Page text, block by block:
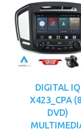
DIGITAL IQ
X423_CPA
DVD)